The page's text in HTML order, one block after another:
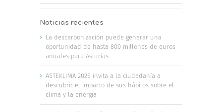
Noticias recientes
La descarbonización puede generar una
oportunidad de hasta 800 millones de euros
anuales para Asturias
ASTEKLIMA 2026 invita a la ciudadanía a
descubrir el impacto de sus hábitos sobre el
clima y la energía